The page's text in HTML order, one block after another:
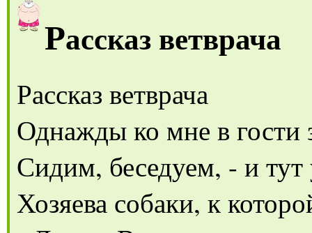
Рассказ ветврача
Рассказ ветврача
Однажды ко мне в гости
Сидим, беседуем, - и тут
Хозяева собаки, к